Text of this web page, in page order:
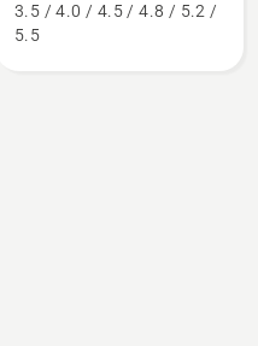
Cut3.5 / 4.0 / 4.5 / 4.8 / 5.2 /
5.5